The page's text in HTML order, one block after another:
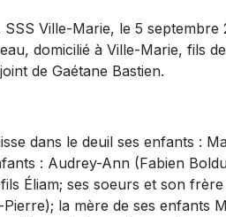
SSS Ville-Marie, le 5 septembre
domicilié à Ville-Marie, fils
de Gaétane Bastien.
dans le deuil ses enfants :
: Audrey-Ann (Fabien
Éliam; ses soeurs et son
la mère de ses enfants